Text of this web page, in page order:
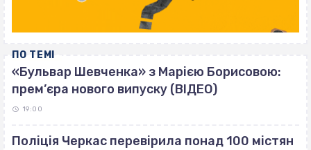
ПО ТЕМІ
«Бульвар Шевченка» з Марією Борисовою:
прем’єра нового випуску (ВІДЕО)
19:00
Поліція Черкас перевірила понад 100 містян